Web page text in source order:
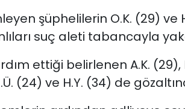
şüphelilerin O.K. (29)
suç aleti tabancayla
ettiği belirlenen A.K. (29),
(24) ve H.Y. (34) de